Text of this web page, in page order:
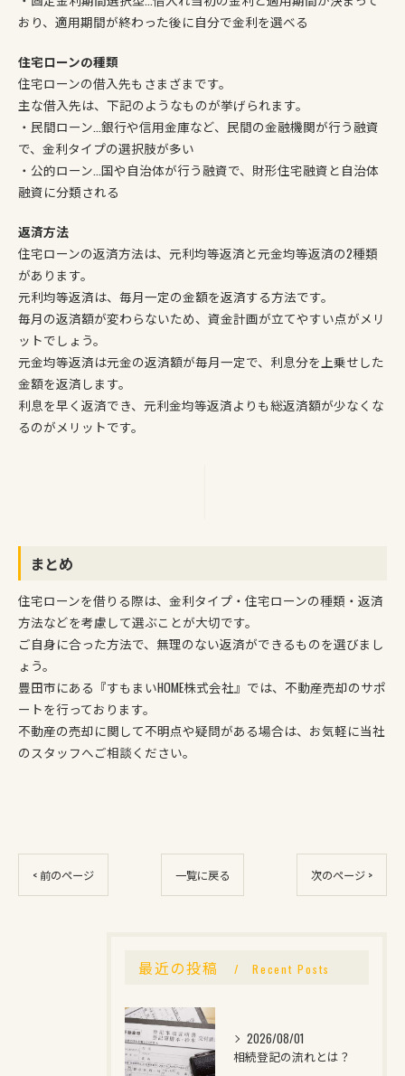
おり、適用期間が終わった後に自分で金利を選べる
住宅ローンの種類
住宅ローンの借入先もさまざまです。
主な借入先は、下記のようなものが挙げられます。
・民間ローン…銀行や信用金庫など、民間の金融機関が行う融資
で、金利タイプの選択肢が多い
・公的ローン…国や自治体が行う融資で、財形住宅融資と自治体
融資に分類される
返済方法
住宅ローンの返済方法は、元利均等返済と元金均等返済の2種類
があります。
元利均等返済は、毎月一定の金額を返済する方法です。
毎月の返済額が変わらないため、資金計画が立てやすい点がメリ
ットでしょう。
元金均等返済は元金の返済額が毎月一定で、利息分を上乗せした
金額を返済します。
利息を早く返済でき、元利金均等返済よりも総返済額が少なくな
るのがメリットです。
まとめ
住宅ローンを借りる際は、金利タイプ・住宅ローンの種類・返済
方法などを考慮して選ぶことが大切です。
ご自身に合った方法で、無理のない返済ができるものを選びまし
ょう。
豊田市にある『すもまいHOME株式会社』では、不動産売却のサポ
ートを行っております。
不動産の売却に関して不明点や疑問がある場合は、お気軽に当社
のスタッフへご相談ください。
< 前のページ 一覧に戻る 次のページ >
最近の投稿 Recent Posts
2026/08/01
相続登記の流れとは？